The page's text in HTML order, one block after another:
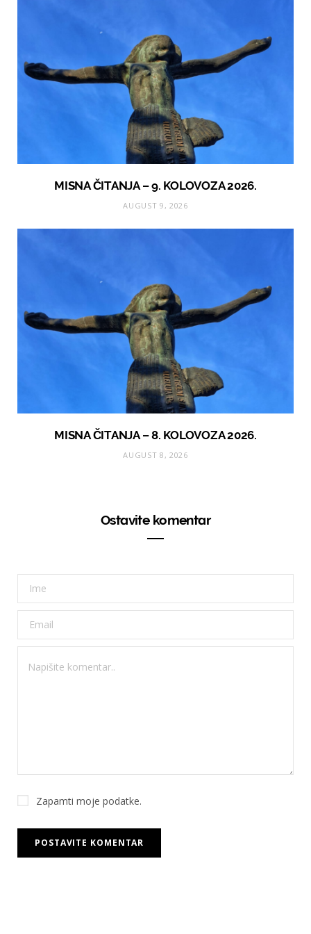
MISNA ČITANJA – 9. KOLOVOZA 2026.
AUGUST 9, 2026
MISNA ČITANJA – 8. KOLOVOZA 2026.
AUGUST 8, 2026
Ostavite komentar
Zapamti moje podatke.